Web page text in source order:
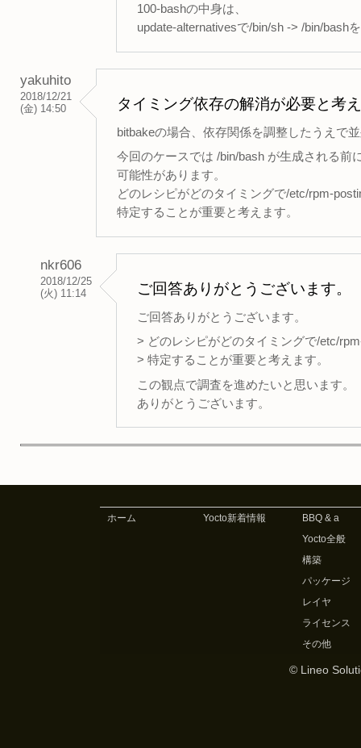
100-bashの中身は、
update-alternativesで/bin/sh -> /bin/bash
yakuhito
2018/12/21
(金) 14:50
タイミング依存の解消が必要と考
bitbakeの場合、依存関係を調整したうえで
今回のケースでは /bin/bash が生成される前
可能性があります。
どのレシピがどのタイミングで/etc/rpm-
特定することが重要と考えます。
nkr606
2018/12/25
(火) 11:14
ご回答ありがとうございます。
ご回答ありがとうございます。
> どのレシピがどのタイミングで/etc/
> 特定することが重要と考えます。
この観点で調査を進めたいと思います。
ありがとうございます。
ホーム Yocto新着情報
BBQ & a
Yocto全般
構築
パッケージ
レイヤ
ライセンス
その他
© Lineo